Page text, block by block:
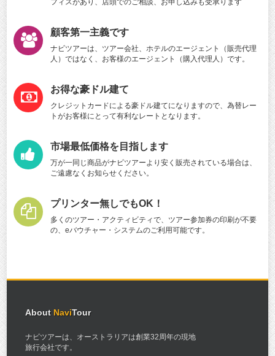
顧客第一主義です
ナビツアーは、ツアー会社、ホテルのエージェント（販売代理
人）ではなく、お客様のエージェント（購入代理人）です。
お得な豪ドル建て
クレジットカードによる豪ドル建てになりますので、為替レー
トがお客様にとって有利なレートとなります。
市場最低価格を目指します
万が一同じ商品がナビツアーより安く販売されている場合は、
ご遠慮なくお知らせください。
プリンター無しでもOK！
多くのツアー・アクティビティで、ツアー参加券の印刷が不要
の、eバウチャー・システムのご利用可能です。
About NaviTour
ナビツアーは、オーストラリアは創業32周年の現地
旅行会社です。